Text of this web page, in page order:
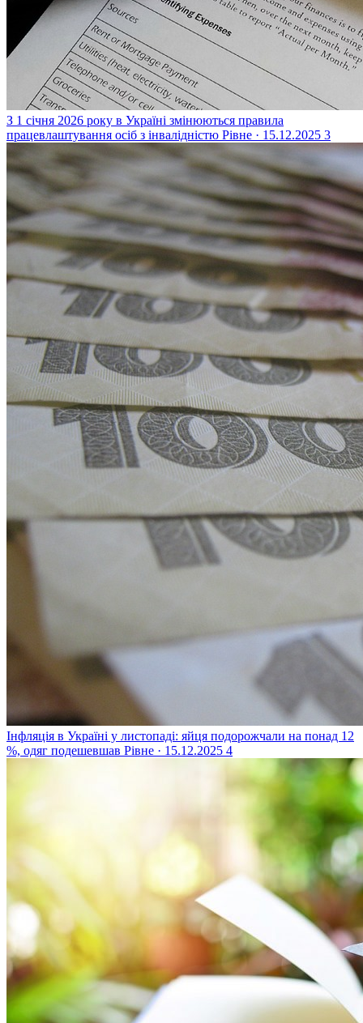
З 1 січня 2026 року в Україні змінюються правила
працевлаштування осіб з інвалідністю Рівне · 15.12.2025 3
Інфляція в Україні у листопаді: яйця подорожчали на понад 12
%, одяг подешевшав Рівне · 15.12.2025 4